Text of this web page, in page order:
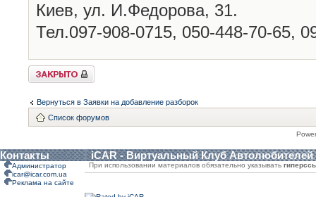
Киев, ул. И.Федорова, 31.
Тел.097-908-0715, 050-448-70-65,
Закрыто
Вернуться в Заявки на добавление разборок
Список форумов
Контакты iCAR - Виртуальный Клуб Автолюбителей
Администратор
icar@icar.com.ua
Реклама на сайте
При использовании материалов обязательно указывать